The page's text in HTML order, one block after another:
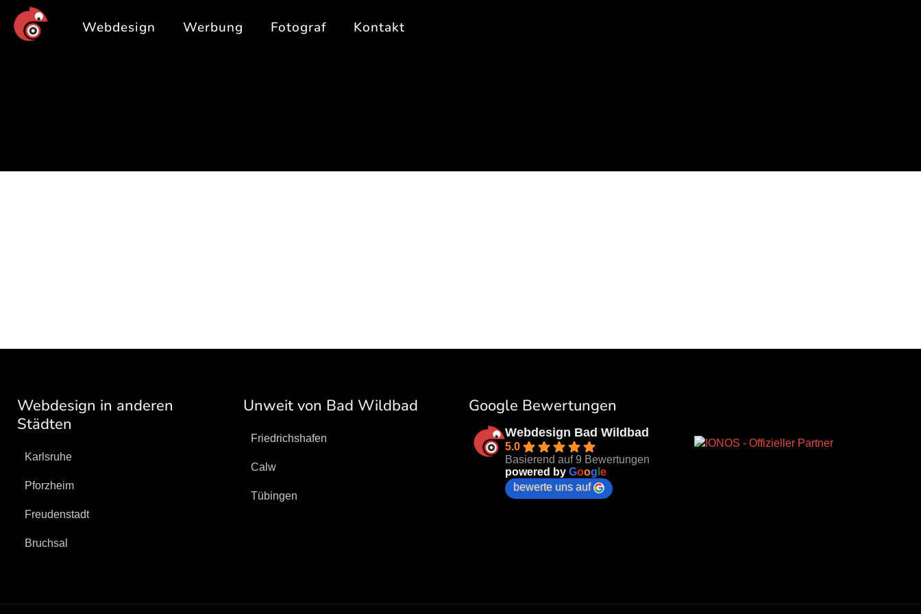
Webdesign Werbung Fotograf Kontakt
Webdesign in anderen
Städten
Karlsruhe
Pforzheim
Freudenstadt
Bruchsal
Unweit von Bad Wildbad
Friedrichshafen
Calw
Tübingen
Google Bewertungen
Webdesign Bad Wildbad
5.0
Basierend auf 9 Bewertungen
powered by Goog e
bewerte uns auf